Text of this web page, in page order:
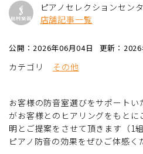
ピアノセレクションセン
店舗記事一覧
公開：2026年06月04日 更新：
カテゴリ その他
お客様の防音室選びをサポート
がお客様とのヒアリングをもと
明とご提案をさせて頂きます（1組
ピアノ防音の効果をぜひご体感く